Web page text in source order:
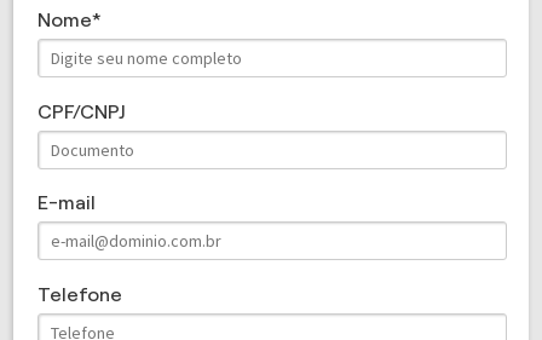
Nome
CPF/CNPJ
E-mail
Telefone